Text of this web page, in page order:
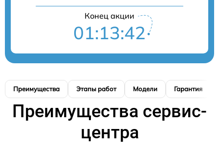
Конец акции
01:13:42
Преимущества Этапы работ Модели Гарантия
Преимущества сервис-
центра